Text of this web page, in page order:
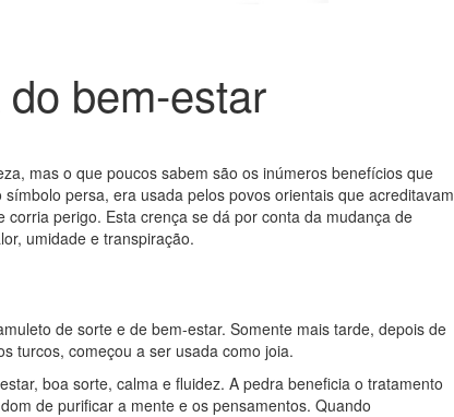
bem-estar
mas o que poucos sabem são os inúmeros benefícios que
persa, era usada pelos povos orientais que acreditavam
perigo. Esta crença se dá por conta da mudança de
umidade e transpiração.
de sorte e de bem-estar. Somente mais tarde, depois de
turcos, começou a ser usada como joia.
boa sorte, calma e fluidez. A pedra beneficia o tratamento
de purificar a mente e os pensamentos. Quando